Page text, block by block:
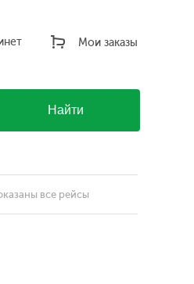
Мои заказы
Найти
все рейсы